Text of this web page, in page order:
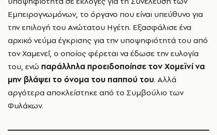
Εμπειρογνωμόνων, το όργανο που είναι υπεύθυνο για
την επιλογή του Ανώτατου Ηγέτη. Εξασφάλισε ένα
αρχικό νεύμα έγκρισης για την υποψηφιότητά του από
τον Χαμενεΐ, ο οποίος φέρεται να έδωσε την ευλογία
του, ενώ παράλληλα προειδοποίησε τον Χομεϊνί να
μην βλάψει το όνομα του παππού του. Αλλά
αργότερα αποκλείστηκε από το Συμβούλιο των
Φυλάκων.